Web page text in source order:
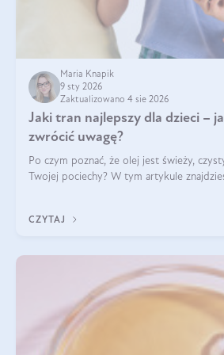
Maria Knapik
9 sty 2026
Zaktualizowano 4 sie 2026
Jaki tran najlepszy dla dzieci –
zwrócić uwagę?
Po czym poznać, że olej jest świeży,
Twojej pociechy? W tym artykule
CZYTAJ